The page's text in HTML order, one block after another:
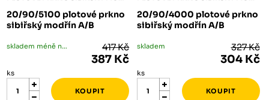
20/90/5100 plotové prkno
sibiřský modřín A/B
skladem méně než 5 ks 417 Kč
387 Kč
ks
20/90/4000 plotové prkno
sibiřský modřín A/B
skladem 327 Kč
304 Kč
ks